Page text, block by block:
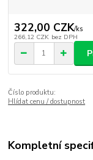
322,00 CZK/ks
266,12 CZK bez DPH
Číslo produktu:
Hlídat cenu / dostupnost
Kompletní